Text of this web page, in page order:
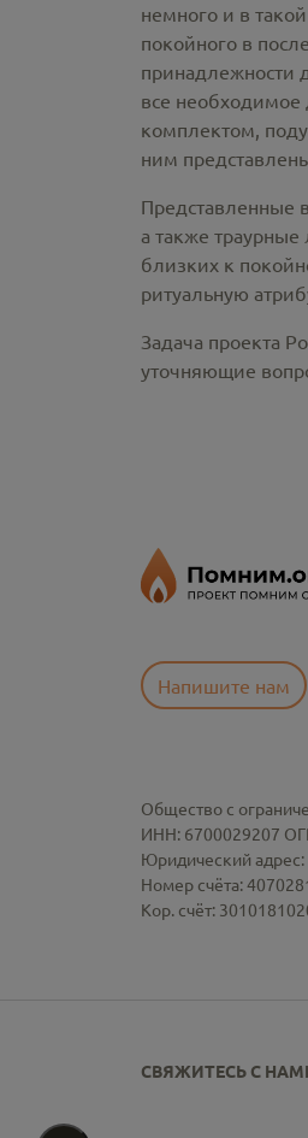
немного и в
покойного в
принадлежности
все
комплектом,
ним
Представленные
а также
близких к
ритуальную
Задача проекта
уточняющие
Напишите нам
Общество с
ИНН: 6700029207
Юридический адрес:
Номер счёта:
Кор. счёт:
СВЯЖИТЕСЬ С